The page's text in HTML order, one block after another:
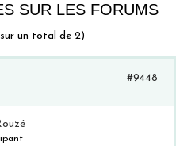
SUR LES FORUMS
un total de 2)
#9448